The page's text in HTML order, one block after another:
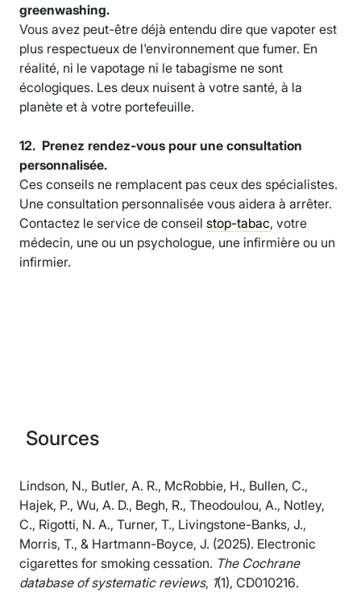
greenwashing.
Vous avez peut-être déjà entendu dire que vapoter est
plus respectueux de l'environnement que fumer. En
réalité, ni le vapotage ni le tabagisme ne sont
écologiques. Les deux nuisent à votre santé, à la
planète et à votre portefeuille.
12. Prenez rendez-vous pour une consultation
personnalisée.
Ces conseils ne remplacent pas ceux des spécialistes.
Une consultation personnalisée vous aidera à arrêter.
Contactez le service de conseil stop-tabac, votre
médecin, une ou un psychologue, une infirmière ou un
infirmier.
Sources
Lindson, N., Butler, A. R., McRobbie, H., Bullen, C.,
Hajek, P., Wu, A. D., Begh, R., Theodoulou, A., Notley,
C., Rigotti, N. A., Turner, T., Livingstone-Banks, J.,
Morris, T., & Hartmann-Boyce, J. (2025). Electronic
cigarettes for smoking cessation. The Cochrane
database of systematic reviews, 1(1), CD010216.